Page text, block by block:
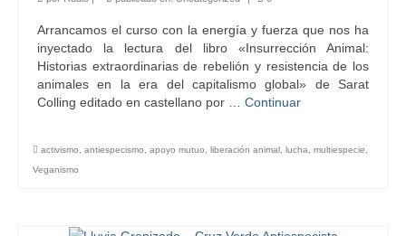
Arrancamos el curso con la energía y fuerza que nos ha
inyectado la lectura del libro «Insurrección Animal:
Historias extraordinarias de rebelión y resistencia de los
animales en la era del capitalismo global» de Sarat
Colling editado en castellano por … Continuar
activismo antiespecismo apoyo mutuo liberación animal lucha multiespecie
Veganismo